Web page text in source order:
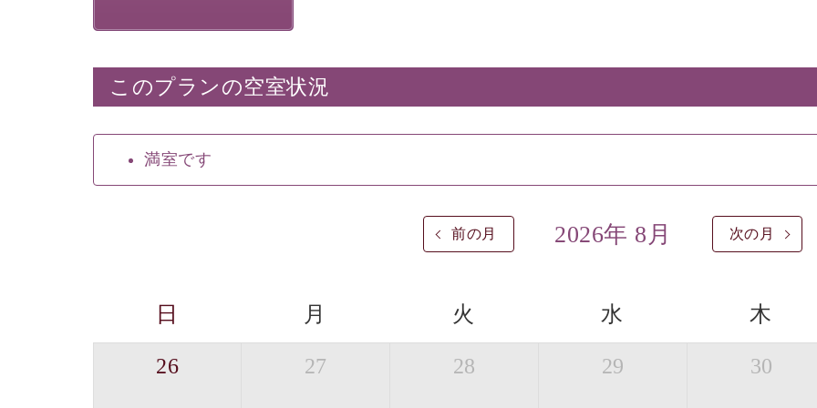
このプランの空室状況
満室です
前の月 2026年 8月 次の月
日 月 火 水 木
26 27 28 29 30